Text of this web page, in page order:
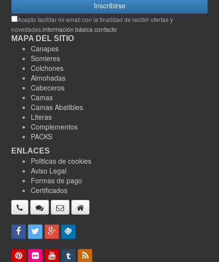
Inscribirse
Acepto facilitar mi email con la finalidad de recibir ofertas y
novedades.información básica contacto
MAPA DEL SITIO
Canapes
Somieres
Colchones
Almohadas
Cabeceros
Camas
Camas Abatibles
Literas
Complementos
PACKS
ENLACES
Politicas de cookies
Aviso Legal
Formas de pago
Certificados